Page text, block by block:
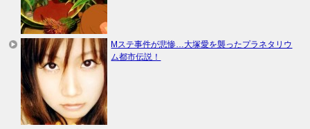
Mステ事件が悲惨…大塚愛を襲ったプラネタリウ
ム都市伝説！